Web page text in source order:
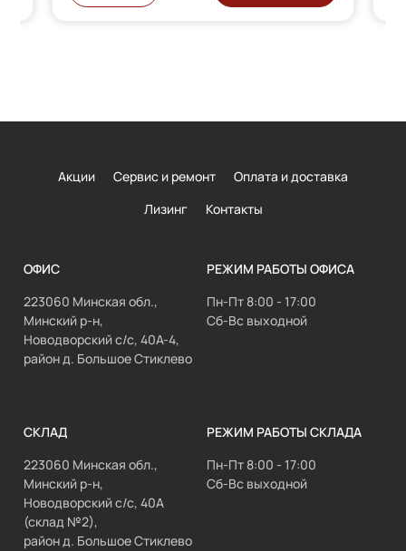
Акции Сервис и ремонт
Оплата и доставка
Лизинг
Контакты
ОФИС
223060 Минская обл.,
Минский р-н,
Новодворский с/с, 40А-4,
район д. Большое Стиклево
РЕЖИМ РАБОТЫ ОФИСА
Пн-Пт 8:00 - 17:00
Сб-Вс выходной
СКЛАД
223060 Минская обл.,
Минский р-н,
Новодворский с/с, 40А
(склад №2),
район д. Большое Стиклево
РЕЖИМ РАБОТЫ СКЛАДА
Пн-Пт 8:00 - 17:00
Сб-Вс выходной